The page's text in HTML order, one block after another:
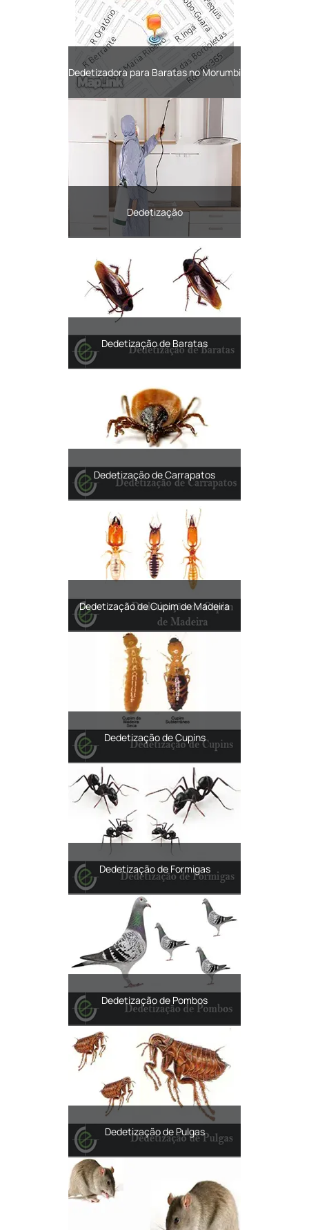
Dedetizadora para Baratas no Morumbi
Dedetização
Dedetização de Baratas
Dedetização de Carrapatos
Dedetização de Cupim de Madeira
Dedetização de Cupins
Dedetização de Formigas
Dedetização de Pombos
Dedetização de Pulgas